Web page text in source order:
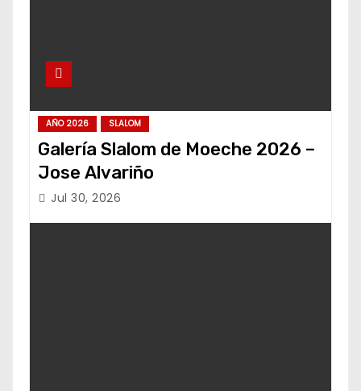
AÑO 2026 SLALOM
Galería Slalom de Moeche 2026 –
Jose Alvariño
Jul 30, 2026